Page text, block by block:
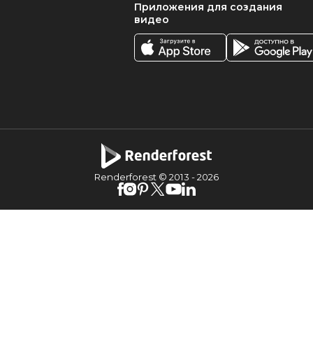
Приложения для создания
видео
Renderforest © 2013 -2026